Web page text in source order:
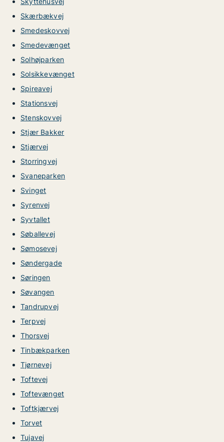
Skærbækvej
Smedeskovvej
Smedevænget
Solhøjparken
Solsikkevænget
Spireavej
Stationsvej
Stenskovvej
Stjær Bakker
Stjærvej
Storringvej
Svaneparken
Svinget
Syrenvej
Syvtallet
Søballevej
Sømosevej
Søndergade
Søringen
Søvangen
Tandrupvej
Terpvej
Thorsvej
Tinbækparken
Tjørnevej
Toftevej
Toftevænget
Toftkjærvej
Torvet
Tujavej